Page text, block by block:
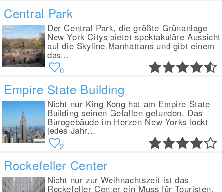
Central Park
Der Central Park, die größte Grünanlage
New York Citys bietet spektakuläre Aussicht
auf die Skyline Manhattans und gibt einem
das...
0
Empire State Building
Nicht nur King Kong hat am Empire State
Building seinen Gefallen gefunden. Das
Bürogebäude im Herzen New Yorks lockt
jedes Jahr...
2
Rockefeller Center
Nicht nur zur Weihnachtszeit ist das
Rockefeller Center ein Muss für Touristen.